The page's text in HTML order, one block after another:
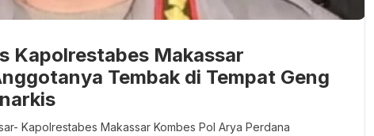
Kapolrestabes Makassar
Tembak di Tempat Geng
Kapolrestabes Makassar Kombes Pol Arya Perdana